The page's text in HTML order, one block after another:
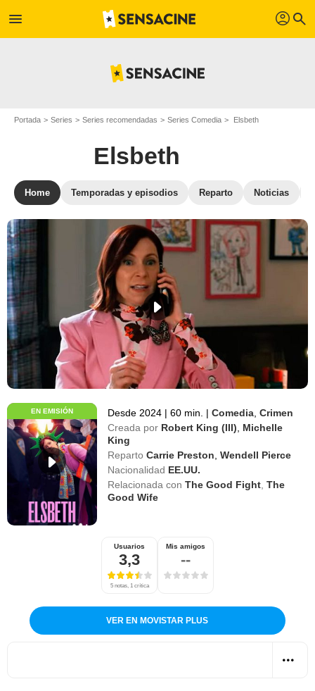
menu profil search
Portada Series Series recomendadas Series Comedia Elsbeth
Elsbeth
Home Temporadas y episodios Reparto Noticias
EN EMISIÓN Desde 2024 | 60 min. | Comedia ,Crimen
Creada por Robert King (III)
Michelle
King
Reparto Carrie Preston ,Wendell Pierce
Nacionalidad EE.UU.
Relacionada con The Good Fight The
Good Wife
Usuarios
3,3
5 notas, 1 crítica
Mis amigos
--
VER EN MOVISTAR PLUS